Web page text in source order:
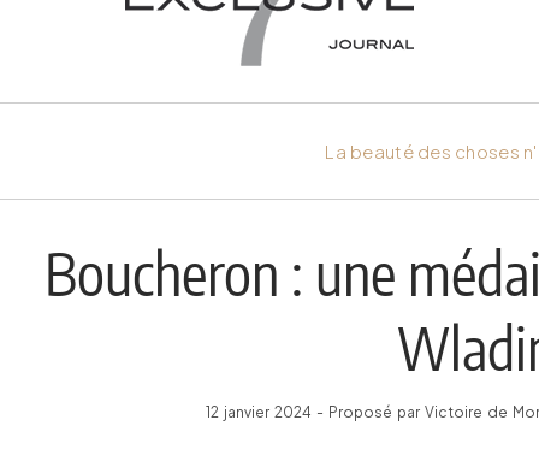
La beauté des choses
Boucheron : une
12 janvier 2024 - Proposé par Victoire de